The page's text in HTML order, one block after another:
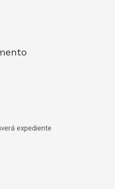
expediente